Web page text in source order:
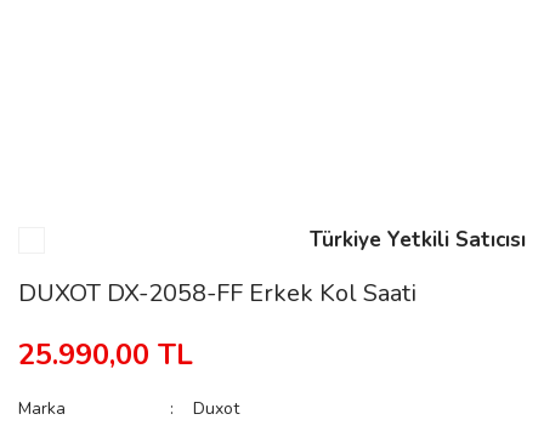
Türkiye Yetkili Satıcısı
DUXOT DX-2058-FF Erkek Kol Saati
25.990,00 TL
Marka
Duxot